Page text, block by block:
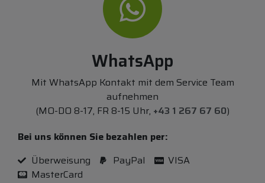
WhatsApp
Mit WhatsApp Kontakt mit dem Service Team
aufnehmen
(MO-DO 8-17, FR 8-15 Uhr, +43 1 267 67 60)
Bei uns können Sie bezahlen per:
Überweisung
PayPal
VISA
MasterCard